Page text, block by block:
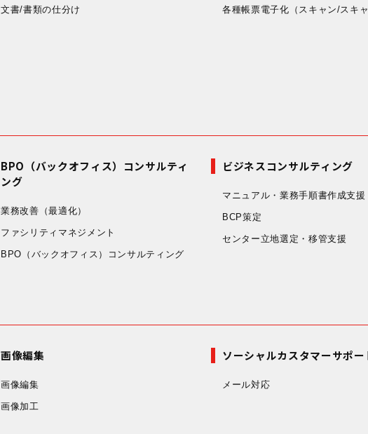
文書/書類の仕分け 各種帳票電子化 （スキャン/スキ
BPO（バックオフィス）コンサルティ
ング
業務改善 （最適化）
ファシリティマネジメント
BPO（バックオフィス）コンサルティング
ビジネスコンサルティング
マニュアル・業務手順書作成支援
BCP策定
センター立地選定・移管支援
画像編集
画像編集
画像加工
ソーシャルカスタマーサポー
メール対応